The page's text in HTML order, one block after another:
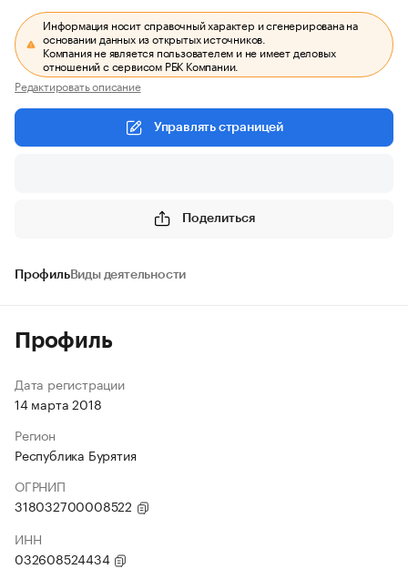
Информация носит справочный характер и сгенерирована на
основании данных из открытых источников.
Компания не является пользователем и не имеет деловых
отношений с сервисом РБК Компании.
Редактировать описание
Управлять страницей
Поделиться
ПрофильВиды деятельности
Профиль
Дата регистрации
14 марта 2018
Регион
Республика Бурятия
ОГРНИП
318032700008522
ИНН
032608524434